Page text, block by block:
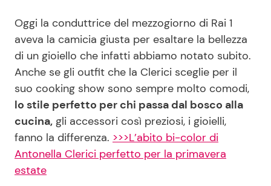
Redazione
Contattaci
Privacy Policy
Oggi la conduttrice del mezzogiorno di Rai 1
aveva la camicia giusta per esaltare la bellezza
di un gioiello che infatti abbiamo notato subito.
Anche se gli outfit che la Clerici sceglie per il
suo cooking show sono sempre molto comodi,
lo stile perfetto per chi passa dal bosco alla
cucina, gli accessori così preziosi, i gioielli,
fanno la differenza. >>>L’abito bi-color di
Antonella Clerici perfetto per la primavera
estate